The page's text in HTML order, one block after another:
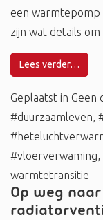
een warmtepomp
zijn wat details
Lees verder…
Geplaatst in Geen
#duurzaamleven,
#vloerverwaming,
warmtetransitie
Op weg